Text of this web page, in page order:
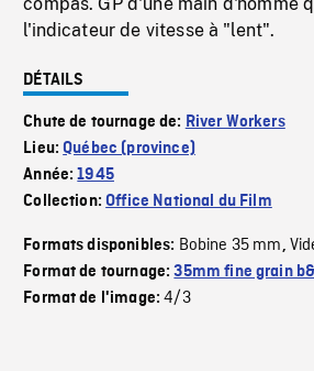
l'indicateur de vitesse à "lent".
DÉTAILS
Chute de tournage de: River Workers
Lieu:Québec (province)
Année:1945
Collection:Office National du Film
Formats disponibles: Bobine 35 mm,
Format de tournage:35mm fine grain
Format de l'image:4/3